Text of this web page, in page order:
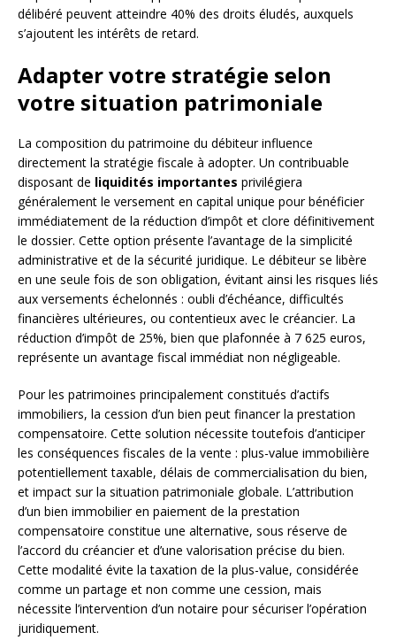
délibéré peuvent atteindre 40% des droits éludés, auxquels
s’ajoutent les intérêts de retard.
Adapter votre stratégie selon
votre situation patrimoniale
La composition du patrimoine du débiteur influence
directement la stratégie fiscale à adopter. Un contribuable
disposant de liquidités importantes privilégiera
généralement le versement en capital unique pour bénéficier
immédiatement de la réduction d’impôt et clore définitivement
le dossier. Cette option présente l’avantage de la simplicité
administrative et de la sécurité juridique. Le débiteur se libère
en une seule fois de son obligation, évitant ainsi les risques liés
aux versements échelonnés : oubli d’échéance, difficultés
financières ultérieures, ou contentieux avec le créancier. La
réduction d’impôt de 25%, bien que plafonnée à 7 625 euros,
représente un avantage fiscal immédiat non négligeable.
Pour les patrimoines principalement constitués d’actifs
immobiliers, la cession d’un bien peut financer la prestation
compensatoire. Cette solution nécessite toutefois d’anticiper
les conséquences fiscales de la vente : plus-value immobilière
potentiellement taxable, délais de commercialisation du bien,
et impact sur la situation patrimoniale globale. L’attribution
d’un bien immobilier en paiement de la prestation
compensatoire constitue une alternative, sous réserve de
l’accord du créancier et d’une valorisation précise du bien.
Cette modalité évite la taxation de la plus-value, considérée
comme un partage et non comme une cession, mais
nécessite l’intervention d’un notaire pour sécuriser l’opération
juridiquement.